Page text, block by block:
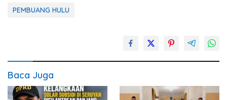
PEMBUANG HULU
Baca Juga